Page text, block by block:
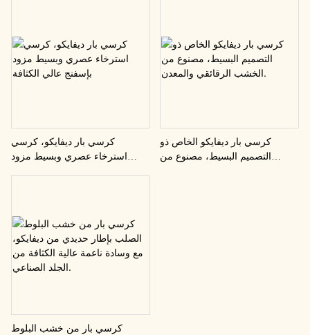
كرسي بار ديفايكو، كرسي
استرخاء عصري وبسيط مزود
كرسي بار ديفايكو الخاص ذو
التصميم البسيط، مصنوع من
كرسي بار من خشب البلوط